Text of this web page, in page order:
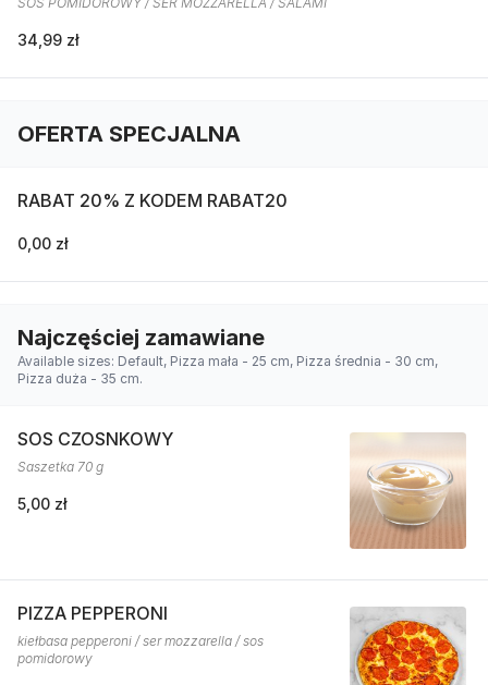
34,99 zł
OFERTA SPECJALNA
RABAT 20% Z KODEM RABAT20
0,00 zł
Najczęściej zamawiane
Available sizes: Default, Pizza mała - 25 cm, Pizza średnia - 30 cm,
Pizza duża - 35 cm.
SOS CZOSNKOWY
Saszetka 70 g
5,00 zł
PIZZA PEPPERONI
kiełbasa pepperoni / ser mozzarella / sos
pomidorowy